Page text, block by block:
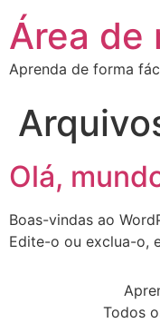
Área de
Aprenda de forma
Olá,
Boas-vindas ao
Edite-o ou exclua-o,
Todos